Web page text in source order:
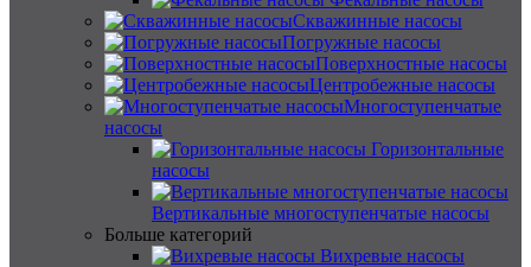
Скважинные насосы
Погружные насосы
Поверхностные насосы
Центробежные насосы
Многоступенчатые
насосы
Горизонтальные
насосы
Вертикальные многоступенчатые насосы
Больше категорий
Вихревые насосы